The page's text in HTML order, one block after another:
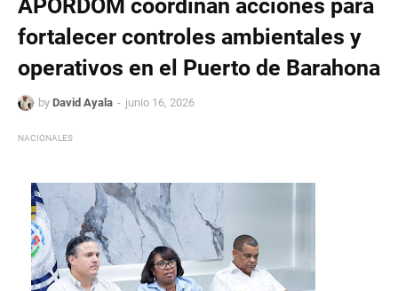
APORDOM coordinan acciones para
fortalecer controles ambientales y
operativos en el Puerto de Barahona
by David Ayala junio 16, 2026
NACIONALES